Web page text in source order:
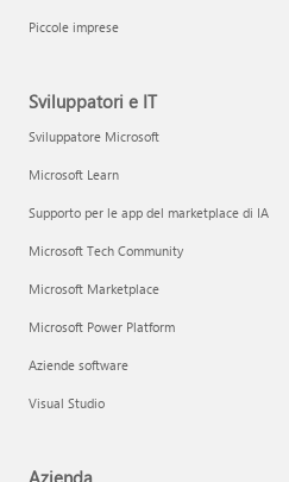
Piccole imprese
Sviluppatori e IT
Sviluppatore Microsoft
Microsoft Learn
Supporto per le app del marketplace di IA
Microsoft Tech Community
Microsoft Marketplace
Microsoft Power Platform
Aziende software
Visual Studio